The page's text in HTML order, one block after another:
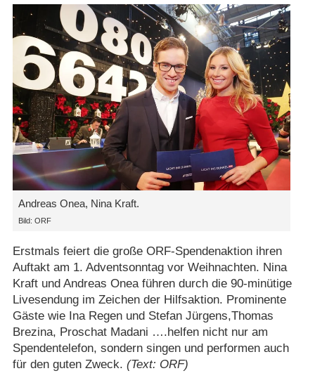
Andreas Onea, Nina Kraft.
Bild: ORF
Erstmals feiert die große ORF-Spendenaktion ihren
Auftakt am 1. Adventsonntag vor Weihnachten. Nina
Kraft und Andreas Onea führen durch die 90-minütige
Livesendung im Zeichen der Hilfsaktion. Prominente
Gäste wie Ina Regen und Stefan Jürgens,Thomas
Brezina, Proschat Madani ….helfen nicht nur am
Spendentelefon, sondern singen und performen auch
für den guten Zweck. (Text: ORF)